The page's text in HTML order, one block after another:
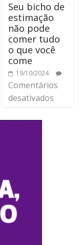
Seu bicho de
estimação
não pode
comer tudo
o que você
come
19/10/2024
Comentários
desativados